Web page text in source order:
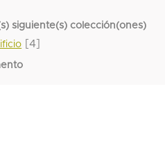
siguiente(s) colección(ones)
[4]